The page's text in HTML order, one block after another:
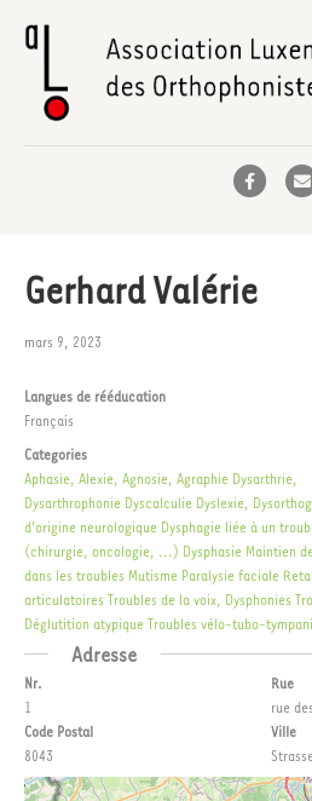
Facebook
Gerhard Valérie
mars 9, 2023
Langues de rééducation
Français
Categories
Aphasie, Alexie, Agnosie, Agraphie Dysarthrie,
Dysarthrophonie Dyscalculie Dyslexie,
d'origine neurologique Dysphagie liée à un
(chirurgie, oncologie, ...) Dysphasie Maintien
dans les troubles Mutisme Paralysie faciale
articulatoires Troubles de la voix, Dysphonies
Déglutition atypique Troubles vélo-tubo-
Adresse
Nr.
1
Code Postal
8043
Rue
rue
Ville